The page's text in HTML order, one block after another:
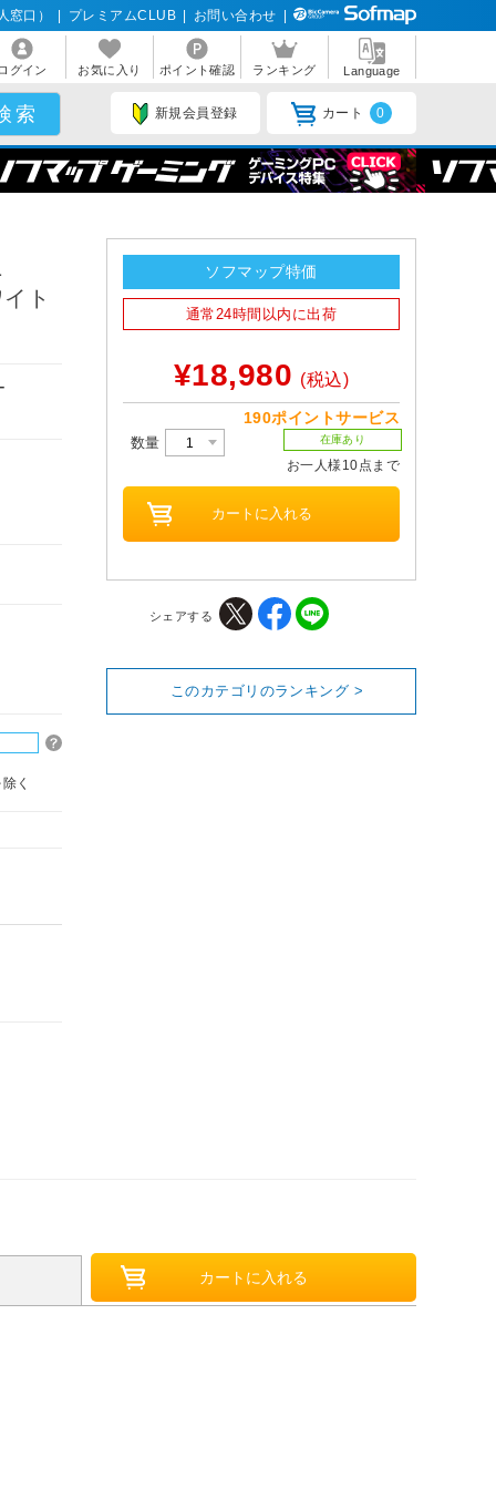
窓口） プレミアムCLUB お問い合わせ
ログイン お気に入り ポイント確認 ランキング Language
新規会員登録 カート 0
ト
く
ソフマップ特価
通常24時間以内に出荷
¥18,980 (税込)
190ポイントサービス
数量 在庫あり
お一人様10点まで
シェアする
このカテゴリのランキング >